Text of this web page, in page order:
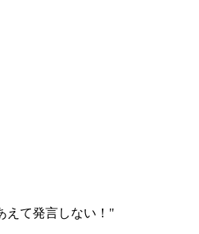
えて発言しない！"